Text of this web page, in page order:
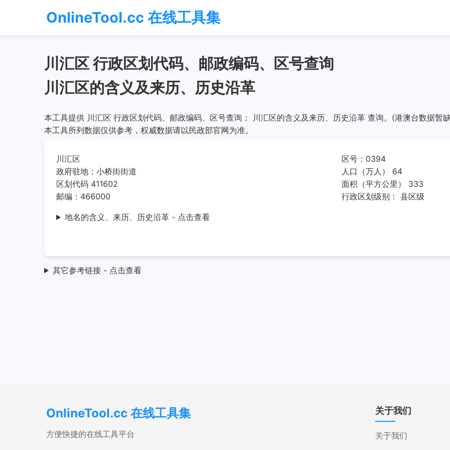
OnlineTool.cc 在线工具集
川汇区 行政区划代码、邮政编码、区号查询
川汇区的含义及来历、历史沿革
本工具提供 川汇区 行政区划代码、邮政编码、区号查询； 川汇区的含义及来历、历史沿革 查询。(港澳台数据暂
本工具所列数据仅供参考，权威数据请以民政部官网为准。
川汇区
政府驻地：小桥街街道
区划代码 411602
邮编：466000
区号：0394
人口（万人） 64
面积（平方公里） 333
行政区划级别： 县区级
地名的含义、来历、历史沿革 - 点击查看
其它参考链接 - 点击查看
OnlineTool.cc 在线工具集
方便快捷的在线工具平台
关于我们
关于我们